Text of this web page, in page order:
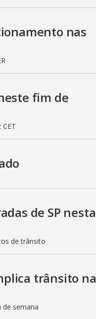
nas
fim de
de SP nesta
de trânsito
trânsito na
semana